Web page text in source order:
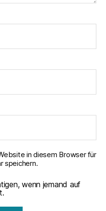
in diesem Browser für
speichern.
wenn jemand auf